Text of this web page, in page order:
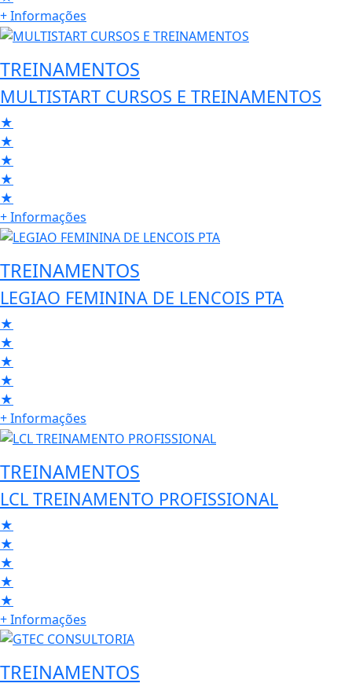
+ Informações
TREINAMENTOS
MULTISTART CURSOS E TREINAMENTOS
★
★
★
★
★
+ Informações
TREINAMENTOS
LEGIAO FEMININA DE LENCOIS PTA
★
★
★
★
★
+ Informações
TREINAMENTOS
LCL TREINAMENTO PROFISSIONAL
★
★
★
★
★
+ Informações
TREINAMENTOS